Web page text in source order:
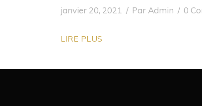
janvier 20, 2021 Par Admin 0
LIRE PLUS